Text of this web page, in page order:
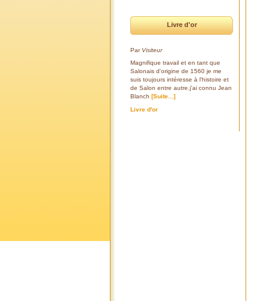
Livre d'or
Par Visiteur
Magnifique travail et en tant que
Salonais d'origine de 1560 je me
suis toujours intéresse à l'histoire et
de Salon entre autre.j'ai connu Jean
Blanch [Suite...]
Livre d'or